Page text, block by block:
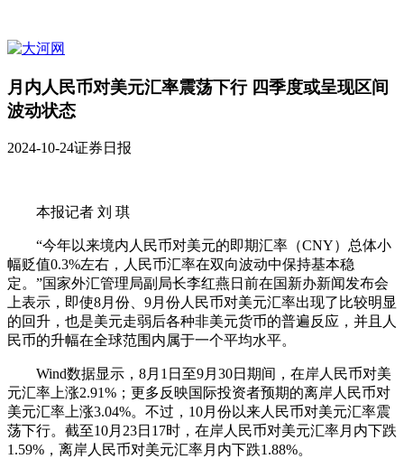
月内人民币对美元汇率震荡下行 四季度或呈现区间
波动状态
2024-10-24证券日报
本报记者 刘 琪
“今年以来境内人民币对美元的即期汇率（CNY）总体小
幅贬值0.3%左右，人民币汇率在双向波动中保持基本稳
定。”国家外汇管理局副局长李红燕日前在国新办新闻发布会
上表示，即使8月份、9月份人民币对美元汇率出现了比较明显
的回升，也是美元走弱后各种非美元货币的普遍反应，并且人
民币的升幅在全球范围内属于一个平均水平。
Wind数据显示，8月1日至9月30日期间，在岸人民币对美
元汇率上涨2.91%；更多反映国际投资者预期的离岸人民币对
美元汇率上涨3.04%。不过，10月份以来人民币对美元汇率震
荡下行。截至10月23日17时，在岸人民币对美元汇率月内下跌
1.59%，离岸人民币对美元汇率月内下跌1.88%。